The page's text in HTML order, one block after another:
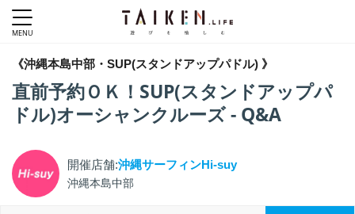
《沖縄本島中部・SUP(スタンドアップパドル) 》
直前予約ＯＫ！SUP(スタンドアップパ
ドル)オーシャンクルーズ - Q&A
開催店舗:沖縄サーフィンHi-suy
沖縄本島中部